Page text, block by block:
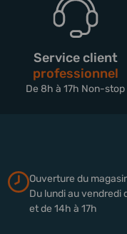
Service client
professionnel
De 8h à 17h Non-stop
Ouverture du
Du lundi au vendredi
et de 14h à 17h